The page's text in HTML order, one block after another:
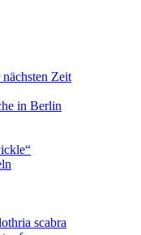
Zeit
in Berlin
scabra